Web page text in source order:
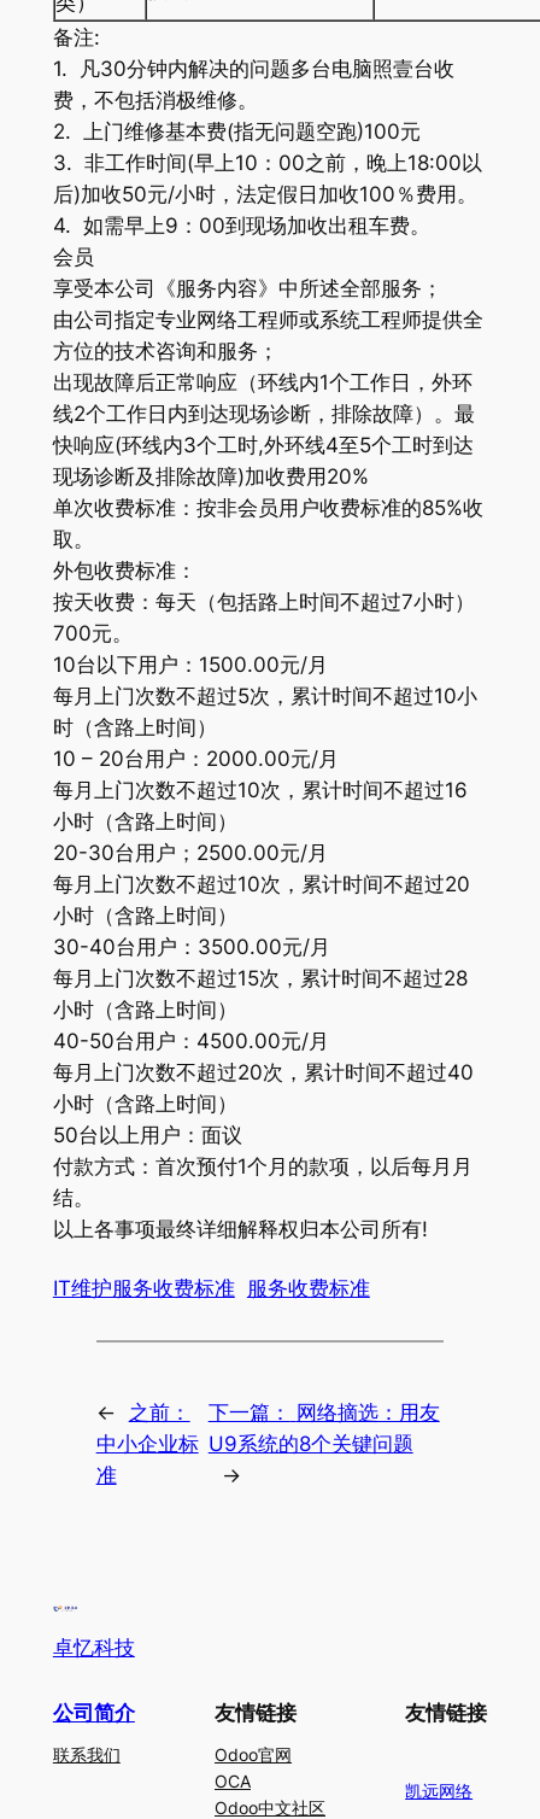
备注:
1. 凡30分钟内解决的问题多台电脑照壹台收
费，不包括消极维修。
2. 上门维修基本费(指无问题空跑)100元
3. 非工作时间(早上10：00之前，晚上18:00以
后)加收50元/小时，法定假日加收100％费用。
4. 如需早上9：00到现场加收出租车费。
会员
享受本公司《服务内容》中所述全部服务；
由公司指定专业网络工程师或系统工程师提供全
方位的技术咨询和服务；
出现故障后正常响应（环线内1个工作日，外环
线2个工作日内到达现场诊断，排除故障）。最
快响应(环线内3个工时,外环线4至5个工时到达
现场诊断及排除故障)加收费用20%
单次收费标准：按非会员用户收费标准的85%收
取。
外包收费标准：
按天收费：每天（包括路上时间不超过7小时）
700元。
10台以下用户：1500.00元/月
每月上门次数不超过5次，累计时间不超过10小
时（含路上时间）
10 – 20台用户：2000.00元/月
每月上门次数不超过10次，累计时间不超过16
小时（含路上时间）
20-30台用户；2500.00元/月
每月上门次数不超过10次，累计时间不超过20
小时（含路上时间）
30-40台用户：3500.00元/月
每月上门次数不超过15次，累计时间不超过28
小时（含路上时间）
40-50台用户：4500.00元/月
每月上门次数不超过20次，累计时间不超过40
小时（含路上时间）
50台以上用户：面议
付款方式：首次预付1个月的款项，以后每月月
结。
以上各事项最终详细解释权归本公司所有!
IT维护服务收费标准 服务收费标准
←
之前：
中小企业标
准
下一篇：
网络摘选：用友
U9系统的8个关键问题
→
卓忆科技
公司简介
联系我们
友情链接
Odoo官网
OCA
Odoo中文社区
友情链接
凯远网络